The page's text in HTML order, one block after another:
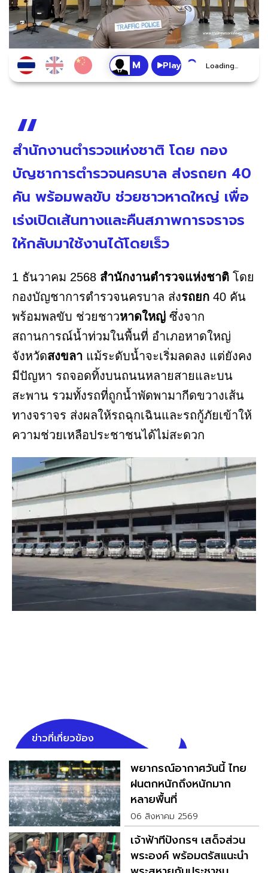
Play Loading...
สำนักงานตำรวจแห่งชาติ โดย กอง
บัญชาการตำรวจนครบาล ส่งรถยก 40
คัน พร้อมพลขับ ช่วยชาวหาดใหญ่ เพื่อ
เร่งเปิดเส้นทางและคืนสภาพการจราจร
ให้กลับมาใช้งานได้โดยเร็ว
1 ธันวาคม 2568 สำนักงานตำรวจแห่งชาติ โดย
กองบัญชาการตำรวจนครบาล ส่งรถยก 40 คัน
พร้อมพลขับ ช่วยชาวหาดใหญ่ ซึ่งจาก
สถานการณ์น้ำท่วมในพื้นที่ อำเภอหาดใหญ่
จังหวัดสงขลา แม้ระดับน้ำจะเริ่มลดลง แต่ยังคง
มีปัญหา รถจอดทิ้งบนถนนหลายสายและบน
สะพาน รวมทั้งรถที่ถูกน้ำพัดพามากีดขวางเส้น
ทางจราจร ส่งผลให้รถฉุกเฉินและรถกู้ภัยเข้าให้
ความช่วยเหลือประชาชนได้ไม่สะดวก
ข่าวที่เกี่ยวข้อง
พยากรณ์อากาศวันนี้ ไทย
ฝนตกหนักถึงหนักมาก
หลายพื้นที่
06 สิงหาคม 2569
เจ้าฟ้าทีปังกรฯ เสด็จส่วน
พระองค์ พร้อมตรัสแนะนำ